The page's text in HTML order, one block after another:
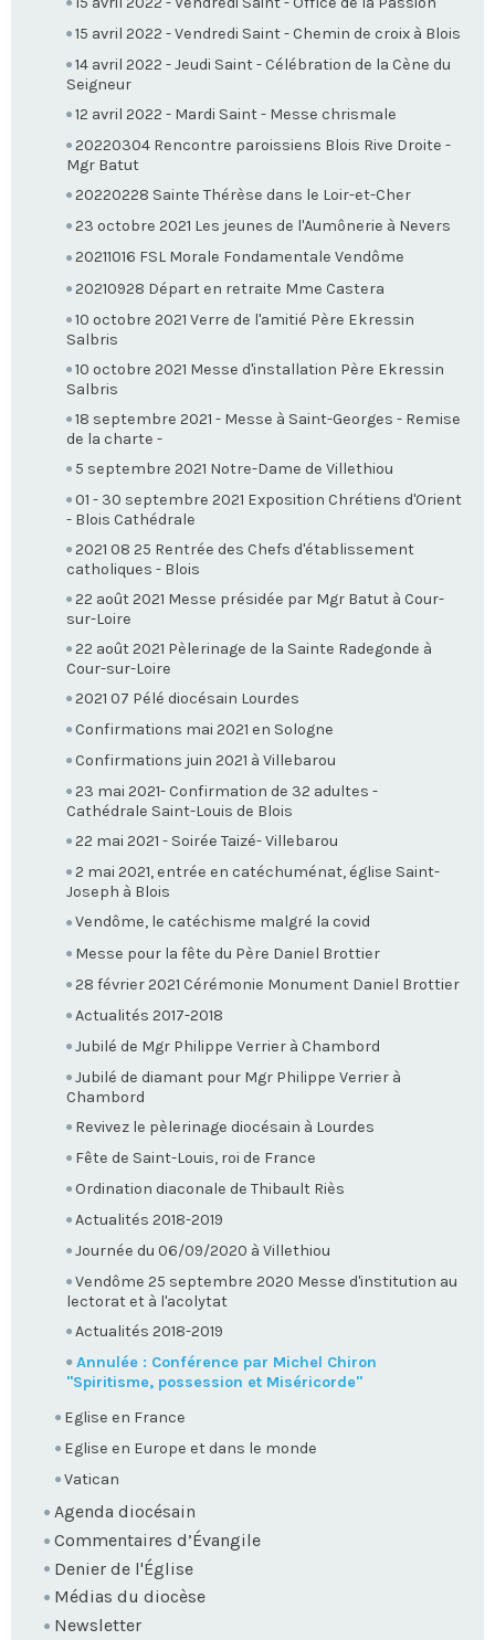
15 avril 2022 - Vendredi Saint - Chemin de croix à Blois
14 avril 2022 - Jeudi Saint - Célébration de la Cène du
Seigneur
12 avril 2022 - Mardi Saint - Messe chrismale
20220304 Rencontre paroissiens Blois Rive Droite -
Mgr Batut
20220228 Sainte Thérèse dans le Loir-et-Cher
23 octobre 2021 Les jeunes de l'Aumônerie à Nevers
20211016 FSL Morale Fondamentale Vendôme
20210928 Départ en retraite Mme Castera
10 octobre 2021 Verre de l'amitié Père Ekressin
Salbris
10 octobre 2021 Messe d'installation Père Ekressin
Salbris
18 septembre 2021 - Messe à Saint-Georges - Remise
de la charte -
5 septembre 2021 Notre-Dame de Villethiou
01 - 30 septembre 2021 Exposition Chrétiens d'Orient
- Blois Cathédrale
2021 08 25 Rentrée des Chefs d'établissement
catholiques - Blois
22 août 2021 Messe présidée par Mgr Batut à Cour-
sur-Loire
22 août 2021 Pèlerinage de la Sainte Radegonde à
Cour-sur-Loire
2021 07 Pélé diocésain Lourdes
Confirmations mai 2021 en Sologne
Confirmations juin 2021 à Villebarou
23 mai 2021- Confirmation de 32 adultes -
Cathédrale Saint-Louis de Blois
22 mai 2021 - Soirée Taizé- Villebarou
2 mai 2021, entrée en catéchuménat, église Saint-
Joseph à Blois
Vendôme, le catéchisme malgré la covid
Messe pour la fête du Père Daniel Brottier
28 février 2021 Cérémonie Monument Daniel Brottier
Actualités 2017-2018
Jubilé de Mgr Philippe Verrier à Chambord
Jubilé de diamant pour Mgr Philippe Verrier à
Chambord
Revivez le pèlerinage diocésain à Lourdes
Fête de Saint-Louis, roi de France
Ordination diaconale de Thibault Riès
Actualités 2018-2019
Journée du 06/09/2020 à Villethiou
Vendôme 25 septembre 2020 Messe d'institution au
lectorat et à l'acolytat
Actualités 2018-2019
Annulée : Conférence par Michel Chiron
"Spiritisme, possession et Miséricorde"
Eglise en France
Eglise en Europe et dans le monde
Vatican
Agenda diocésain
Commentaires d’Évangile
Denier de l'Église
Médias du diocèse
Newsletter